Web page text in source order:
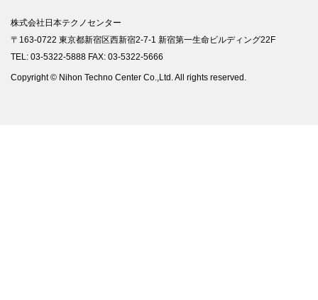
株式会社日本テクノセンター
〒163-0722 東京都新宿区西新宿2-7-1 新宿第一生命ビルディング22F
TEL: 03-5322-5888 FAX: 03-5322-5666
Copyright © Nihon Techno Center Co.,Ltd. All rights reserved.